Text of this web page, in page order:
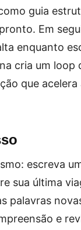
guia
Em
enquanto
cria um loop
que acelera
escreva
sua última
palavras
e